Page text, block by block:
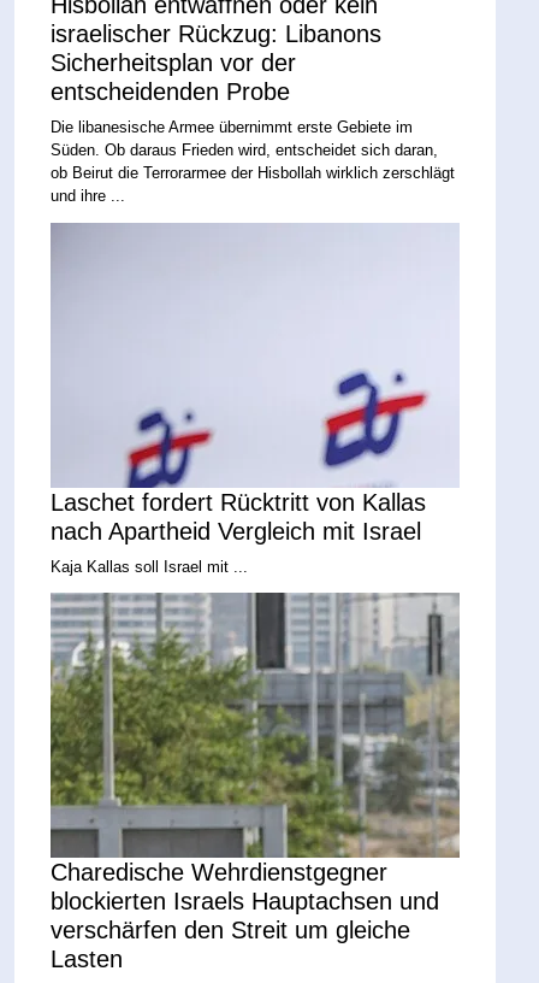
Hisbollah entwaffnen oder kein
israelischer Rückzug: Libanons
Sicherheitsplan vor der
entscheidenden Probe
Die libanesische Armee übernimmt erste Gebiete im
Süden. Ob daraus Frieden wird, entscheidet sich daran,
ob Beirut die Terrorarmee der Hisbollah wirklich zerschlägt
und ihre ...
Laschet fordert Rücktritt von Kallas
nach Apartheid Vergleich mit Israel
Kaja Kallas soll Israel mit ...
Charedische Wehrdienstgegner
blockierten Israels Hauptachsen und
verschärfen den Streit um gleiche
Lasten